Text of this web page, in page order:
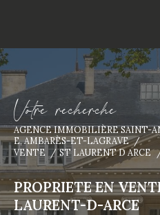
Votre recherche
AGENCE IMMOBILIÈRE SAINT-
E, AMBARÈS-ET-LAGRAVE
VENTE
ST LAURENT D ARCE
PROPRIETE EN
LAURENT-D-ARCE